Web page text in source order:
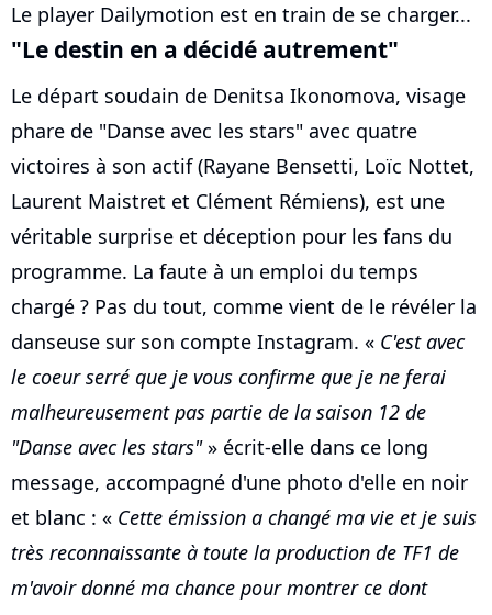
Le player Dailymotion est en train de se charger...
"Le destin en a décidé autrement"
Le départ soudain de Denitsa Ikonomova, visage
phare de "Danse avec les stars" avec quatre
victoires à son actif (Rayane Bensetti, Loïc Nottet,
Laurent Maistret et Clément Rémiens), est une
véritable surprise et déception pour les fans du
programme. La faute à un emploi du temps
chargé ? Pas du tout, comme vient de le révéler la
danseuse sur son compte Instagram. « C'est avec
le coeur serré que je vous confirme que je ne ferai
malheureusement pas partie de la saison 12 de
"Danse avec les stars"» écrit-elle dans ce long
message, accompagné d'une photo d'elle en noir
et blanc : « Cette émission a changé ma vie et je suis
très reconnaissante à toute la production de TF1 de
m'avoir donné ma chance pour montrer ce dont